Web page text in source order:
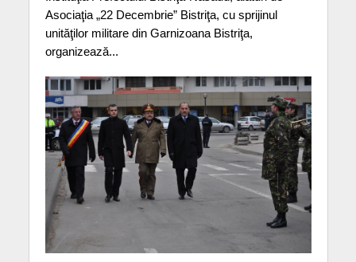
Asociaţia „22 Decembrie” Bistriţa, cu sprijinul
unităţilor militare din Garnizoana Bistriţa,
organizează...